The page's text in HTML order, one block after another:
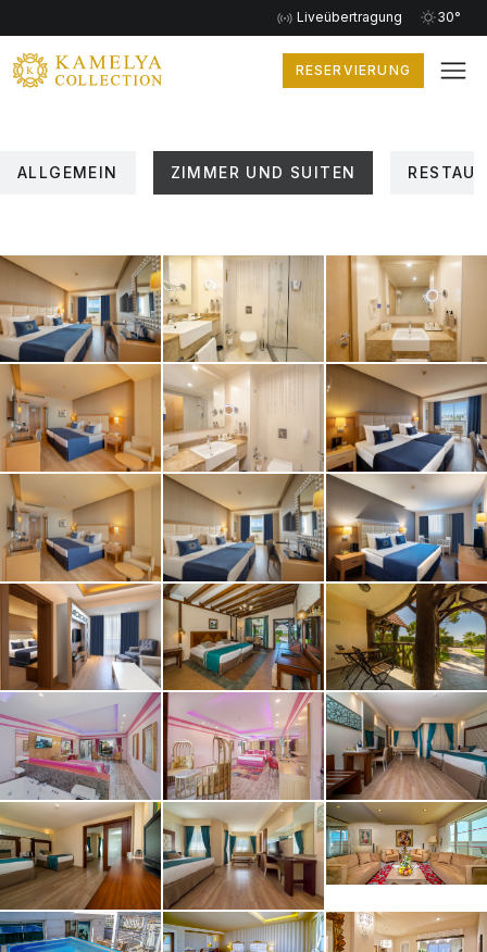
Liveübertragung 30°
RESERVIERUNG
ALLGEMEIN ZIMMER UND SUITEN